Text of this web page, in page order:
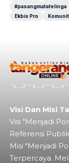
#pasangmatatelinga
Ekbis Pro
Visi Dan Misi
Visi "Menjadi
Referensi
Misi "Menjadi
Terpercaya.